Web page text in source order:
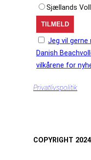
Sjællands
Jeg vil
Danish
vilkårene for
Privatlivspolitik
COPYRIGHT